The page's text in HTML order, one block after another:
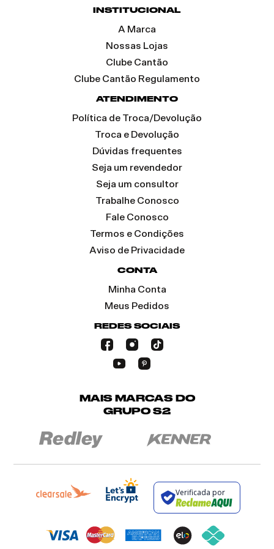
INSTITUCIONAL
A Marca
Nossas Lojas
Clube Cantão
Clube Cantão Regulamento
ATENDIMENTO
Política de Troca/Devolução
Troca e Devolução
Dúvidas frequentes
Seja um revendedor
Seja um consultor
Trabalhe Conosco
Fale Conosco
Termos e Condições
Aviso de Privacidade
CONTA
Minha Conta
Meus Pedidos
REDES SOCIAIS
MAIS MARCAS DO
GRUPO S2
Verificada por